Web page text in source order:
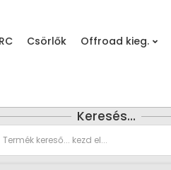
Csörlők Offroad kieg.
Keresés…